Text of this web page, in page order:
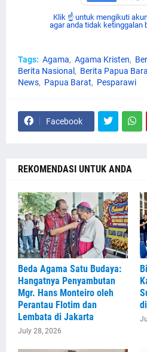
Klik ☝ untuk mengikuti
agar anda tidak ketinggalan
Tags: Agama Agama Kristen
Berita Nasional
Berita Papua
News
Papua Barat Pesparawi
Facebook
REKOMENDASI UNTUK ANDA
Beda Agama Satu Budaya:
Hangatnya Penyambutan
Mgr. Hans Monteiro oleh
Perantau Flotim dan
Lembata di Jakarta
July 28, 2026